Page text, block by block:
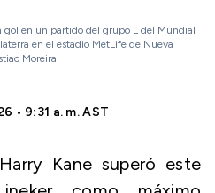
gol en un partido del grupo L del Mundial
en el estadio MetLife de Nueva
Moreira
• 9:31 a. m. AST
Kane superó este